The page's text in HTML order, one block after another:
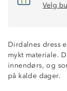
Velg
Dirdalnes dress
mykt materiale.
innendørs, og
på kalde dager.
Isolerende
To lommer